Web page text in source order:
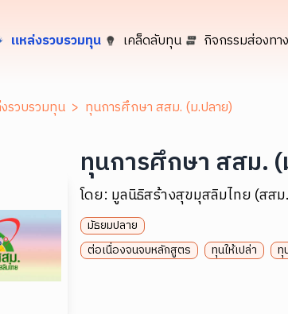
แหล่งรวบรวมทุน เคล็ดลับทุน กิจกรรมส่องทา
รวบรวมทุน > ทุนการศึกษา สสม. (ม.ปลาย)
ทุนการศึกษา สสม.
โดย: มูลนิธิสร้างสุขมุสลิมไทย (สส
มัธยมปลาย
ต่อเนื่องจนจบหลักสูตร
ทุนให้เปล่า ทุ